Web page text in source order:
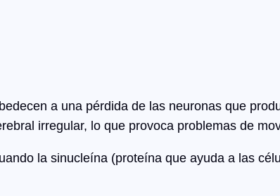
a una pérdida de las neuronas que
irregular, lo que provoca problemas de
la sinucleína (proteína que ayuda a las